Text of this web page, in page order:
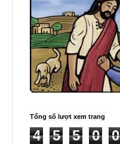
Tổng số lượt xem trang
4 5 5 0 0